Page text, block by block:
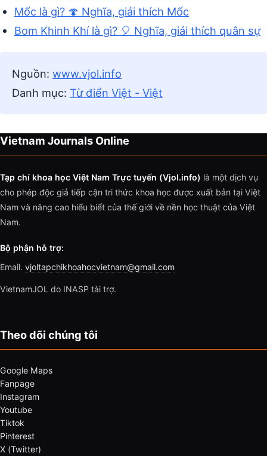
Mốc là gì? 🍄 Nghĩa, giải thích Mốc
Bom Khinh Khí là gì? 🎈 Nghĩa, giải thích quân sự
Nguồn: www.vjol.info
Danh mục: Từ điển Việt - Việt
Vietnam Journals Online
Tạp chí khoa học Việt Nam Trực tuyến (Vjol.info) là một dịch vụ
cho phép độc giả tiếp cận tri thức khoa học được xuất bản tại Việt
Nam và nâng cao hiểu biết của thế giới về nền học thuật của Việt
Nam.
Bộ phận hỗ trợ:
Email. vjoltapchikhoahocvietnam@gmail.com
VietnamJOL do INASP tài trợ.
Theo dõi chúng tôi
Google Maps
Fanpage
Instagram
Youtube
Tiktok
Pinterest
X (Twitter)